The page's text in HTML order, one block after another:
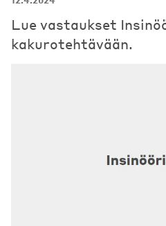
Lue vastaukset
kakurotehtävään.